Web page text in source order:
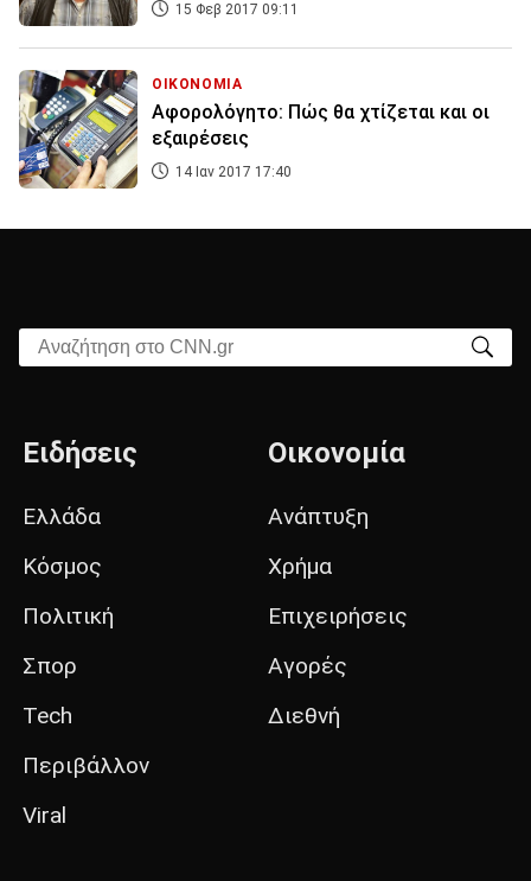
15 Φεβ 2017 09:11
ΟΙΚΟΝΟΜΙΑ
Αφορολόγητο: Πώς θα χτίζεται και οι
εξαιρέσεις
14 Ιαν 2017 17:40
Αναζήτηση στο CNN.gr
Ειδήσεις
Ελλάδα
Κόσμος
Πολιτική
Σπορ
Tech
Περιβάλλον
Viral
Οικονομία
Ανάπτυξη
Χρήμα
Επιχειρήσεις
Αγορές
Διεθνή